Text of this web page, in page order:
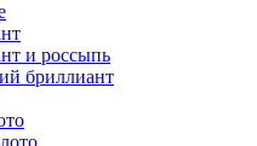
и россыпь
бриллиант